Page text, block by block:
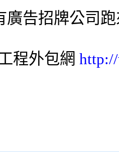
廣告招牌公司
程外包網